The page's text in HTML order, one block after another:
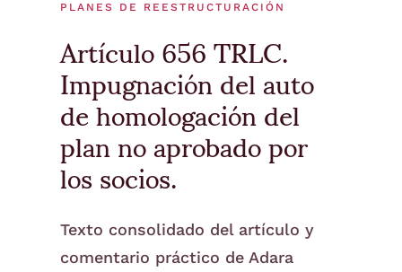
PLANES DE REESTRUCTURACIÓN
Artículo 656 TRLC.
Impugnación del auto
de homologación del
plan no aprobado por
los socios.
Texto consolidado del artículo y
comentario práctico de Adara